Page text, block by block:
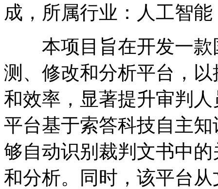
成，所属行业：人工智
本项目旨在开发一款
测、修改和分析平台，
和效率，显著提升审判
平台基于索答科技自主
够自动识别裁判文书中
和分析。同时，该平台